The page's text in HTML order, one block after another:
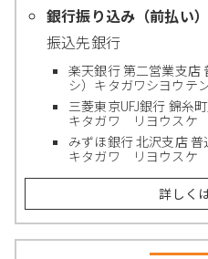
銀行振り込み（前払い）
振込先銀行
楽天銀行 第二営業支店
シ）キタガワシヨウテ
三菱東京UFJ銀行 錦糸
キタガワ リヨウスケ
みずほ銀行 北沢支店 普
キタガワ リヨウスケ
詳しく